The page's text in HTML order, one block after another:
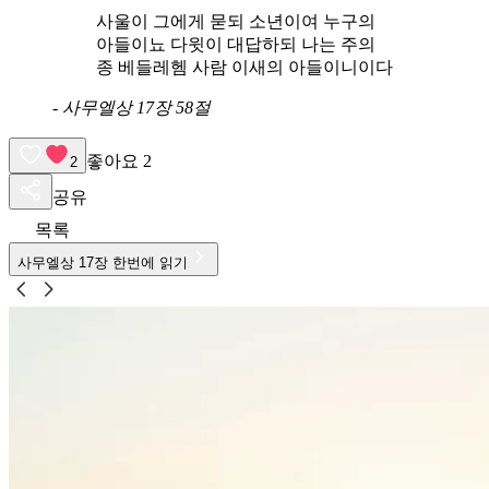
사울이 그에게 묻되 소년이여 누구의
아들이뇨 다윗이 대답하되 나는 주의
종 베들레헴 사람 이새의 아들이니이다
- 사무엘상 17장 58절
2 좋아요 2
공유
목록
사무엘상 17장 한번에 읽기